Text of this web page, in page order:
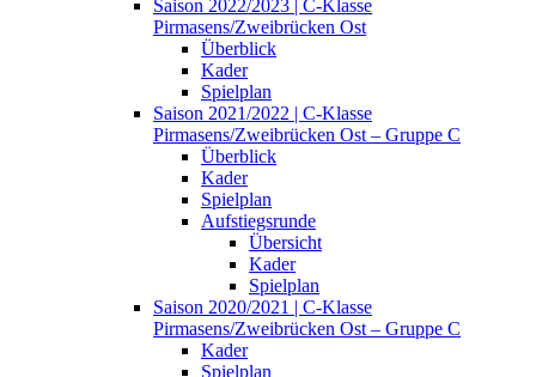
Saison 2022/2023 | C-Klasse
Pirmasens/Zweibrücken Ost
Überblick
Kader
Spielplan
Saison 2021/2022 | C-Klasse
Pirmasens/Zweibrücken Ost – Gruppe C
Überblick
Kader
Spielplan
Aufstiegsrunde
Übersicht
Kader
Spielplan
Saison 2020/2021 | C-Klasse
Pirmasens/Zweibrücken Ost – Gruppe C
Kader
Spielplan